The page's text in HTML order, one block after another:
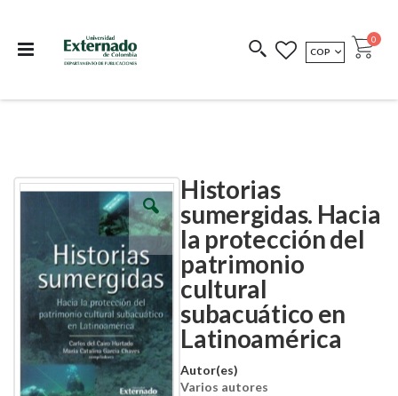
COEDICIONES REDIMIR CÓDIGO
MONEDA
COP Cart
0
Historias
sumergidas. Hacia
la protección del
patrimonio
cultural
subacuático en
Latinoamérica
Autor(es)
Varios autores
Skip
the
images
Skip
beginning
the
images